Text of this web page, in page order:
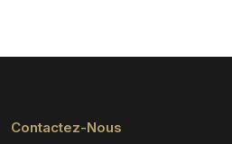
Contactez-Nous